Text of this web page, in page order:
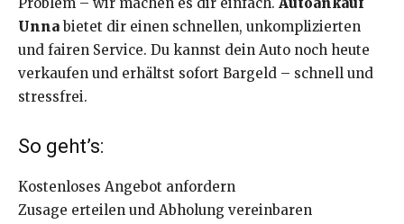
Problem – wir machen es dir einfach. Autoankauf
Unna bietet dir einen schnellen, unkomplizierten
und fairen Service. Du kannst dein Auto noch heute
verkaufen und erhältst sofort Bargeld – schnell und
stressfrei.
So geht’s:
Kostenloses Angebot anfordern
Zusage erteilen und Abholung vereinbaren